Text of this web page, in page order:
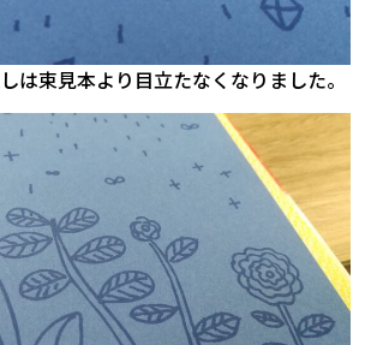
は束見本より目立たなくなりました。